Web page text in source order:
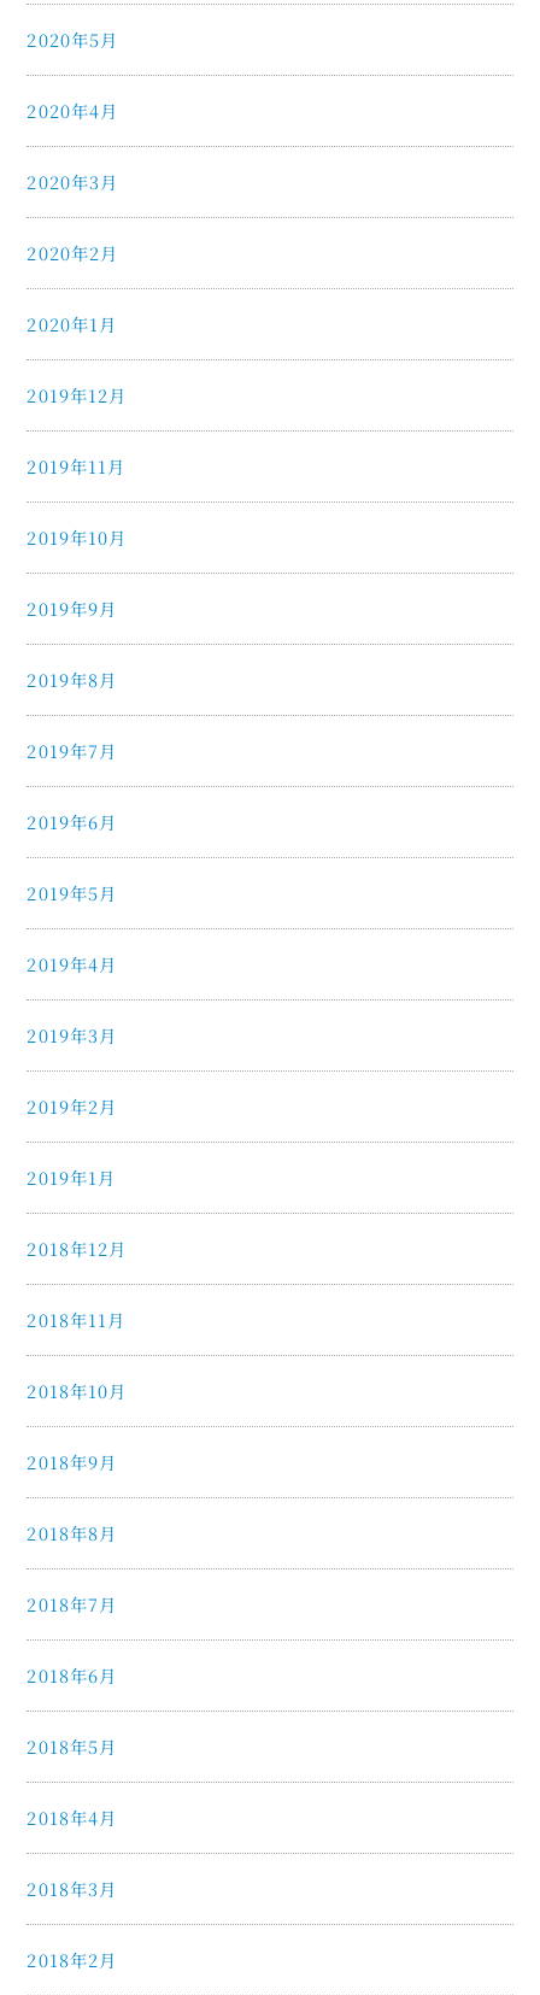
2020年5月
2020年4月
2020年3月
2020年2月
2020年1月
2019年12月
2019年11月
2019年10月
2019年9月
2019年8月
2019年7月
2019年6月
2019年5月
2019年4月
2019年3月
2019年2月
2019年1月
2018年12月
2018年11月
2018年10月
2018年9月
2018年8月
2018年7月
2018年6月
2018年5月
2018年4月
2018年3月
2018年2月